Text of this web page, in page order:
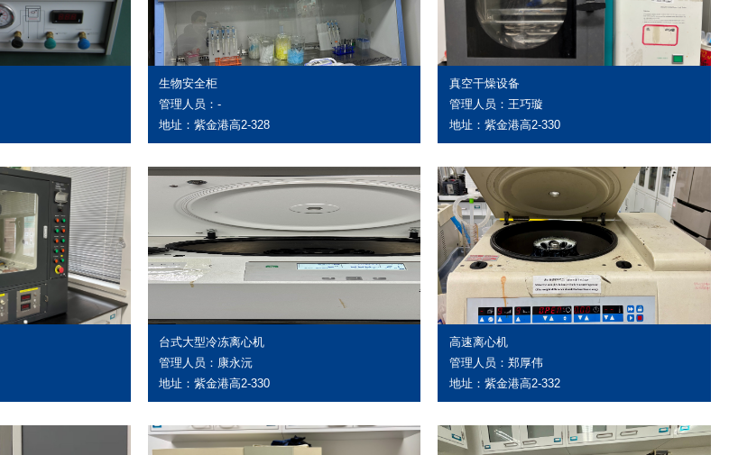
生物安全柜
管理人员：-
地址：紫金港高2-328
真空干燥设备
管理人员：王巧璇
地址：紫金港高2-330
台式大型冷冻离心机
管理人员：康永沅
地址：紫金港高2-330
高速离心机
管理人员：郑厚伟
地址：紫金港高2-332